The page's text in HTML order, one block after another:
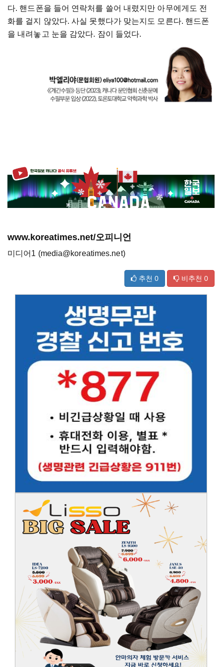
다. 핸드폰을 들어 연락처를 쓸어 내렸지만 아무에게도 전
화를 걸지 않았다.사실 못했다가 맞는지도 모른다. 핸드폰
을 내려놓고 눈을 감았다. 잠이 들었다.
www.koreatimes.net/오피니언
미디어1 (media@koreatimes.net)
추천 0 비추천 0